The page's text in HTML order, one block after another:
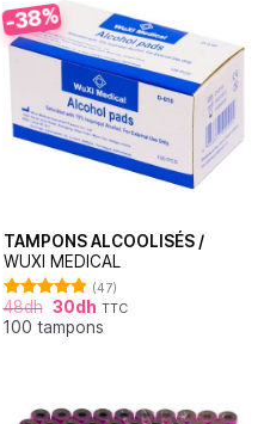
-38%
TAMPONS ALCOOLISÉS /
WUXI MEDICAL
Note 4.87
sur 5
(47)
48dh 30dh TTC
100 tampons